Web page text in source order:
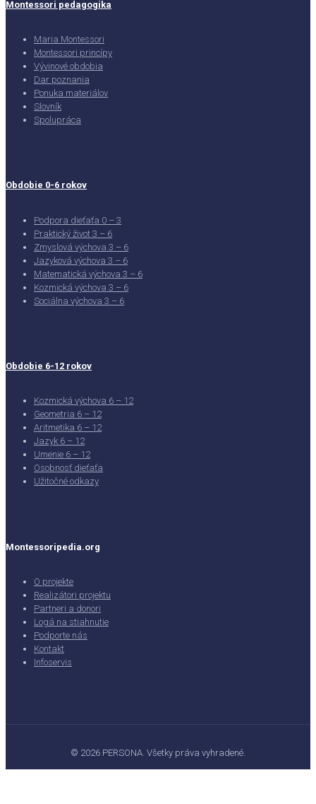
Montessori pedagogika
Maria Montessori
Montessori princípy
Vývinové obdobia
Dar poznania
Ponuka materiálov
Slovník
Spolupráca
Obdobie 0-6 rokov
Podpora dieťaťa 0 – 3
Praktický život 3 – 6
Zmyslová výchova 3 – 6
Jazyková výchova 3 – 6
Matematická výchova 3 – 6
Kozmická výchova 3 – 6
Sociálna výchova 3 – 6
Obdobie 6-12 rokov
Kozmická výchova 6 – 12
Geometria 6 – 12
Aritmetika 6 – 12
Jazyk 6 – 12
Umenie 6 – 12
Osobnosť dieťaťa
Užitočné odkazy
Montessoripedia.org
O projekte
Realizátori projektu
Partneri a donori
Logá na stiahnutie
Podporte nás
Kontakt
Infoservis
© 2026 PERSONA. Všetky práva vyhradené.